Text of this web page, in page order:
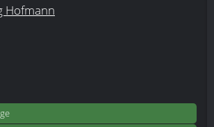
Hofmann